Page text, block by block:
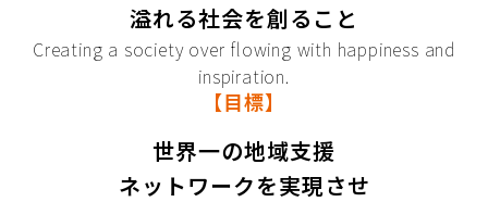
溢れる社会を創ること
Creating a society over flowing with happiness and
inspiration.
【目標】
世界一の地域支援
ネットワークを実現させ